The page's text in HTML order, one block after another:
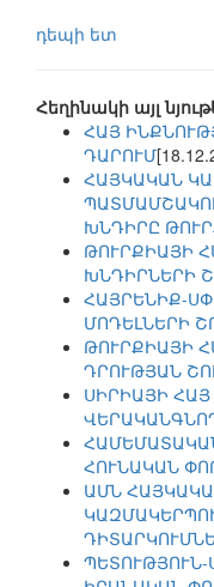
դեպի ետ
Հեղինակի այլ
ՀԱՅ
ԴԱՐՈՒՄ
ՀԱՅԿԱԿԱՆ
ԽՆԴԻՐԸ
ԹՈՒՐՔԻԱՅԻ
ԽՆԴԻՐՆԵՐԻ
ՀԱՅՐԵՆԻՔ-
ՄՈԴԵԼՆԵՐԻ
ԹՈՒՐՔԻԱՅԻ
ԴՐՈՒԹՅԱՆ
ՍԻՐԻԱՅԻ
ՀՈՒՆԱԿԱՆ
ԱՄՆ